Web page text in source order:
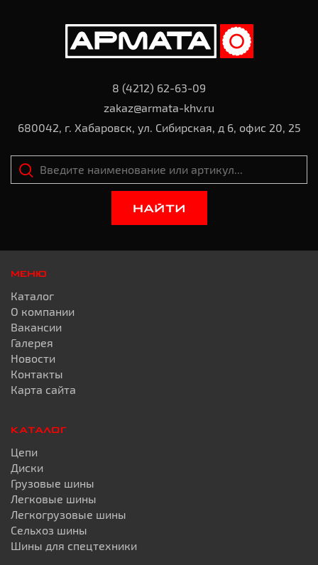
8 (4212) 62-63-09
zakaz@armata-khv.ru
680042, г. Хабаровск, ул. Сибирская, д 6, офис 20, 25
НАЙТИ
МЕНЮ
Каталог
О компании
Вакансии
Галерея
Новости
Контакты
Карта сайта
КАТАЛОГ
Цепи
Диски
Грузовые шины
Легковые шины
Легкогрузовые шины
Сельхоз шины
Шины для спецтехники